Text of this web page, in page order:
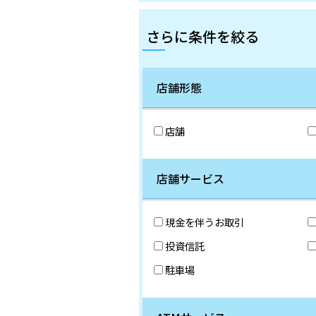
さらに条件を絞る
店舗形態
店舗
店舗サービス
現金を伴うお取引
投資信託
駐車場